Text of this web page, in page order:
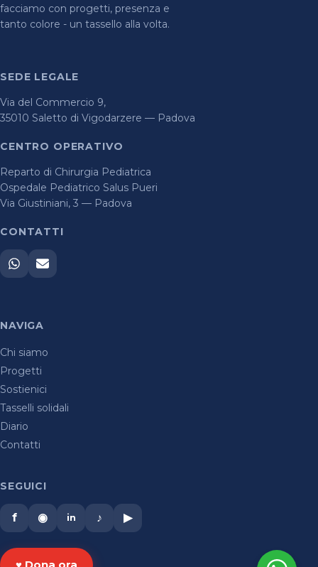
facciamo con progetti, presenza e
tanto colore - un tassello alla volta.
SEDE LEGALE
Via del Commercio 9,
35010 Saletto di Vigodarzere — Padova
CENTRO OPERATIVO
Reparto di Chirurgia Pediatrica
Ospedale Pediatrico Salus Pueri
Via Giustiniani, 3 — Padova
CONTATTI
NAVIGA
Chi siamo
Progetti
Sostienici
Tasselli solidali
Diario
Contatti
SEGUICI
f ◉ in ♪ ▶
♥ Dona ora